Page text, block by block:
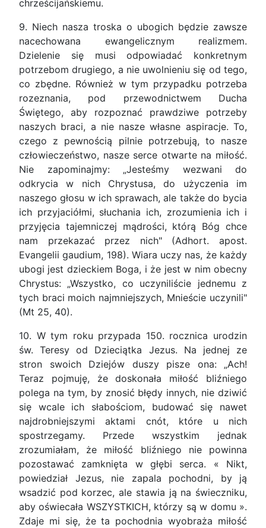
chrześcijańskiemu.
9. Niech nasza troska o ubogich będzie zawsze
nacechowana ewangelicznym realizmem.
Dzielenie się musi odpowiadać konkretnym
potrzebom drugiego, a nie uwolnieniu się od tego,
co zbędne. Również w tym przypadku potrzeba
rozeznania, pod przewodnictwem Ducha
Świętego, aby rozpoznać prawdziwe potrzeby
naszych braci, a nie nasze własne aspiracje. To,
czego z pewnością pilnie potrzebują, to nasze
człowieczeństwo, nasze serce otwarte na miłość.
Nie zapominajmy: „Jesteśmy wezwani do
odkrycia w nich Chrystusa, do użyczenia im
naszego głosu w ich sprawach, ale także do bycia
ich przyjaciółmi, słuchania ich, zrozumienia ich i
przyjęcia tajemniczej mądrości, którą Bóg chce
nam przekazać przez nich" (Adhort. apost.
Evangelii gaudium, 198). Wiara uczy nas, że każdy
ubogi jest dzieckiem Boga, i że jest w nim obecny
Chrystus: „Wszystko, co uczyniliście jednemu z
tych braci moich najmniejszych, Mnieście uczynili"
(Mt 25, 40).
10. W tym roku przypada 150. rocznica urodzin
św. Teresy od Dzieciątka Jezus. Na jednej ze
stron swoich Dziejów duszy pisze ona: „Ach!
Teraz pojmuję, że doskonała miłość bliźniego
polega na tym, by znosić błędy innych, nie dziwić
się wcale ich słabościom, budować się nawet
najdrobniejszymi aktami cnót, które u nich
spostrzegamy. Przede wszystkim jednak
zrozumiałam, że miłość bliźniego nie powinna
pozostawać zamknięta w głębi serca. « Nikt,
powiedział Jezus, nie zapala pochodni, by ją
wsadzić pod korzec, ale stawia ją na świeczniku,
aby oświecała WSZYSTKICH, którzy są w domu ».
Zdaje mi się, że ta pochodnia wyobraża miłość